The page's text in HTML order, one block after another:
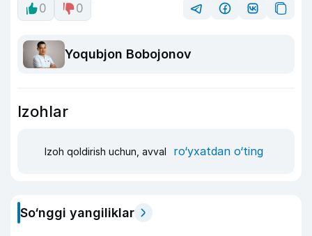
0 0
Yoqubjon Bobojonov
Izohlar
Izoh qoldirish uchun, avval ro‘yxatdan o‘ting
So‘nggi yangiliklar